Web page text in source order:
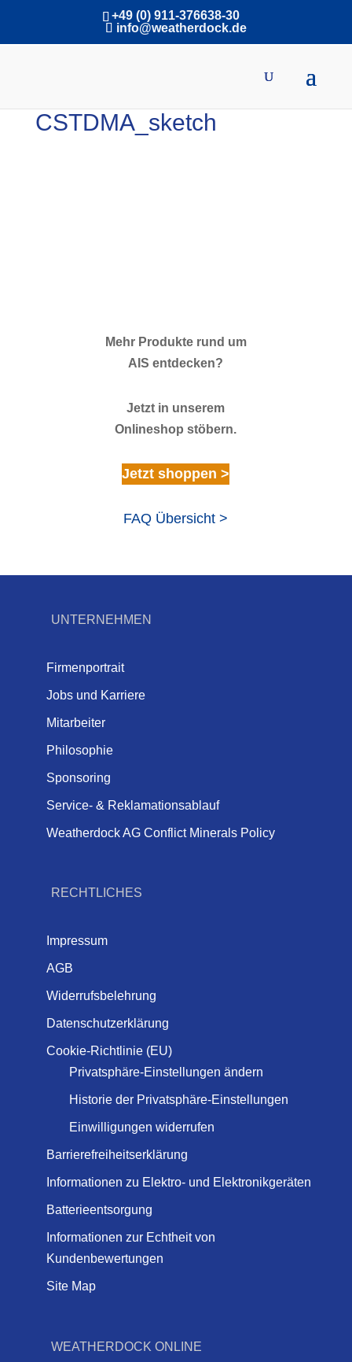
+49 (0) 911-376638-30
info@weatherdock.de
CSTDMA_sketch
Mehr Produkte rund um
AIS entdecken?
Jetzt in unserem
Onlineshop stöbern.
Jetzt shoppen >
FAQ Übersicht >
UNTERNEHMEN
Firmenportrait
Jobs und Karriere
Mitarbeiter
Philosophie
Sponsoring
Service- & Reklamationsablauf
Weatherdock AG Conflict Minerals Policy
RECHTLICHES
Impressum
AGB
Widerrufsbelehrung
Datenschutzerklärung
Cookie-Richtlinie (EU)
Privatsphäre-Einstellungen ändern
Historie der Privatsphäre-Einstellungen
Einwilligungen widerrufen
Barrierefreiheitserklärung
Informationen zu Elektro- und Elektronikgeräten
Batterieentsorgung
Informationen zur Echtheit von
Kundenbewertungen
Site Map
WEATHERDOCK ONLINE